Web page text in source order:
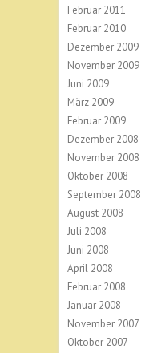
Februar 2011
Februar 2010
Dezember 2009
November 2009
Juni 2009
März 2009
Februar 2009
Dezember 2008
November 2008
Oktober 2008
September 2008
August 2008
Juli 2008
Juni 2008
April 2008
Februar 2008
Januar 2008
November 2007
Oktober 2007